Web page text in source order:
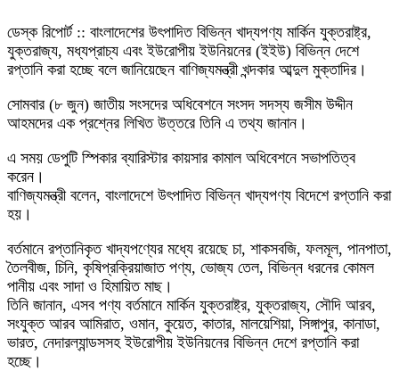
ডেস্ক রিপোর্ট :: বাংলাদেশের উৎপাদিত বিভিন্ন খাদ্যপণ্য মার্কিন যুক্তরাষ্ট্র,
যুক্তরাজ্য, মধ্যপ্রাচ্য এবং ইউরোপীয় ইউনিয়নের (ইইউ) বিভিন্ন দেশে
রপ্তানি করা হচ্ছে বলে জানিয়েছেন বাণিজ্যমন্ত্রী খন্দকার আব্দুল মুক্তাদির।
সোমবার (৮ জুন) জাতীয় সংসদের অধিবেশনে সংসদ সদস্য জসীম উদ্দীন
আহমদের এক প্রশ্নের লিখিত উত্তরে তিনি এ তথ্য জানান।
এ সময় ডেপুটি স্পিকার ব্যারিস্টার কায়সার কামাল অধিবেশনে সভাপতিত্ব
করেন।
বাণিজ্যমন্ত্রী বলেন, বাংলাদেশে উৎপাদিত বিভিন্ন খাদ্যপণ্য বিদেশে রপ্তানি করা
হয়।
বর্তমানে রপ্তানিকৃত খাদ্যপণ্যের মধ্যে রয়েছে চা, শাকসবজি, ফলমূল, পানপাতা,
তৈলবীজ, চিনি, কৃষিপ্রক্রিয়াজাত পণ্য, ভোজ্য তেল, বিভিন্ন ধরনের কোমল
পানীয় এবং সাদা ও হিমায়িত মাছ।
তিনি জানান, এসব পণ্য বর্তমানে মার্কিন যুক্তরাষ্ট্র, যুক্তরাজ্য, সৌদি আরব,
সংযুক্ত আরব আমিরাত, ওমান, কুয়েত, কাতার, মালয়েশিয়া, সিঙ্গাপুর, কানাডা,
ভারত, নেদারল্যান্ডসসহ ইউরোপীয় ইউনিয়নের বিভিন্ন দেশে রপ্তানি করা
হচ্ছে।